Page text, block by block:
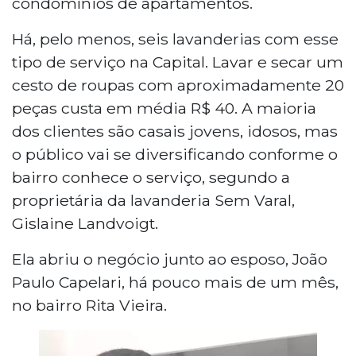
Há, pelo menos, seis lavanderias com esse
tipo de serviço na Capital. Lavar e secar um
cesto de roupas com aproximadamente 20
peças custa em média R$ 40. A maioria
dos clientes são casais jovens, idosos, mas
o público vai se diversificando conforme o
bairro conhece o serviço, segundo a
proprietária da lavanderia Sem Varal,
Gislaine Landvoigt.
Ela abriu o negócio junto ao esposo, João
Paulo Capelari, há pouco mais de um mês,
no bairro Rita Vieira.